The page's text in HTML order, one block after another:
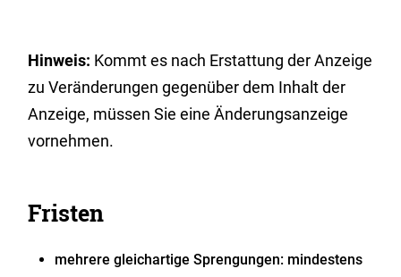
Hinweis: Kommt es nach Erstattung der Anzeige
zu Veränderungen gegenüber dem Inhalt der
Anzeige, müssen Sie eine Änderungsanzeige
vornehmen.
Fristen
mehrere gleichartige Sprengungen: mindestens